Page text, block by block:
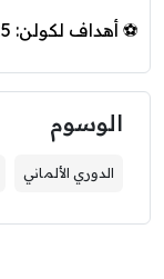
⚽️ أهداف لكولن: 125.
الوسوم
الدوري الألماني